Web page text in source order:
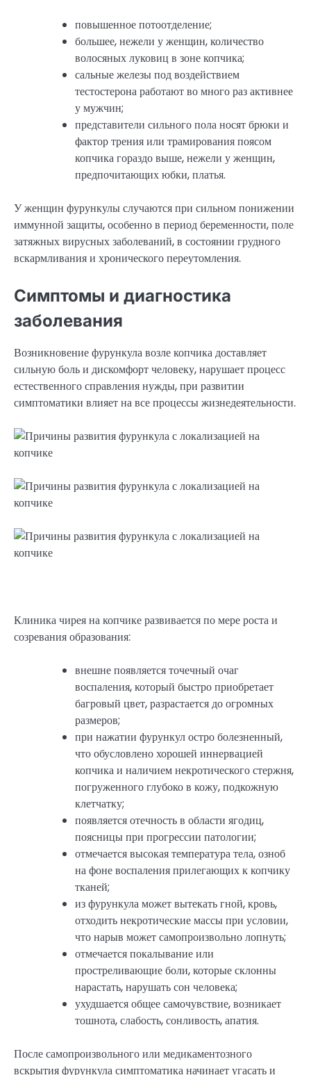
повышенное потоотделение;
большее, нежели у женщин, количество
волосяных луковиц в зоне копчика;
сальные железы под воздействием
тестостерона работают во много раз активнее
у мужчин;
представители сильного пола носят брюки и
фактор трения или трамирования поясом
копчика гораздо выше, нежели у женщин,
предпочитающих юбки, платья.
У женщин фурункулы случаются при сильном понижении
иммунной защиты, особенно в период беременности, поле
затяжных вирусных заболеваний, в состоянии грудного
вскармливания и хронического переутомления.
Симптомы и диагностика
заболевания
Возникновение фурункула возле копчика доставляет
сильную боль и дискомфорт человеку, нарушает процесс
естественного справления нужды, при развитии
симптоматики влияет на все процессы жизнедеятельности.
Клиника чирея на копчике развивается по мере роста и
созревания образования:
внешне появляется точечный очаг
воспаления, который быстро приобретает
багровый цвет, разрастается до огромных
размеров;
при нажатии фурункул остро болезненный,
что обусловлено хорошей иннервацией
копчика и наличием некротического стержня,
погруженного глубоко в кожу, подкожную
клетчатку;
появляется отечность в области ягодиц,
поясницы при прогрессии патологии;
отмечается высокая температура тела, озноб
на фоне воспаления прилегающих к копчику
тканей;
из фурункула может вытекать гной, кровь,
отходить некротические массы при условии,
что нарыв может самопроизвольно лопнуть;
отмечается покалывание или
простреливающие боли, которые склонны
нарастать, нарушать сон человека;
ухудшается общее самочувствие, возникает
тошнота, слабость, сонливость, апатия.
После самопроизвольного или медикаментозного
вскрытия фурункула симптоматика начинает угасать и